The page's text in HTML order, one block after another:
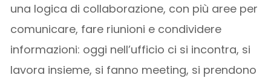
una logica di collaborazione, con più aree per
comunicare, fare riunioni e condividere
informazioni: oggi nell’ufficio ci si incontra, si
lavora insieme, si fanno meeting, si prendono